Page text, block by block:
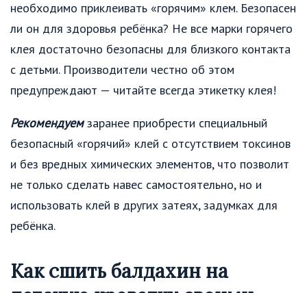
необходимо приклеивать «горячим» клем. Безопасен
ли он для здоровья ребёнка? Не все марки горячего
клея достаточно безопасны для близкого контакта
с детьми. Производители честно об этом
предупреждают — читайте всегда этикетку клея!
Рекомендуемзаранее приобрести специальный
безопасный «горячий» клей с отсутствием токсинов
и без вредных химических элементов, что позволит
не только сделать навес самостоятельно, но и
использовать клей в других затеях, задумках для
ребёнка.
Как сшить балдахин на